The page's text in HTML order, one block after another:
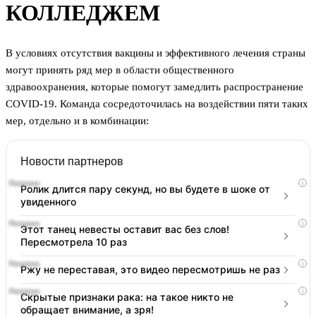
КОЛЛЕДЖЕМ
В условиях отсутствия вакцины и эффективного лечения страны
могут принять ряд мер в области общественного
здравоохранения, которые помогут замедлить распространение
COVID-19. Команда сосредоточилась на воздействии пяти таких
мер, отдельно и в комбинации:
Новости партнеров
i
Ролик длится пару секунд, но вы будете в шоке от
увиденного
i
Этот танец невесты оставит вас без слов!
Пересмотрела 10 раз
i
Ржу не переставая, это видео пересмотришь не раз
i
Скрытые признаки рака: на такое никто не
обращает внимание, а зря!